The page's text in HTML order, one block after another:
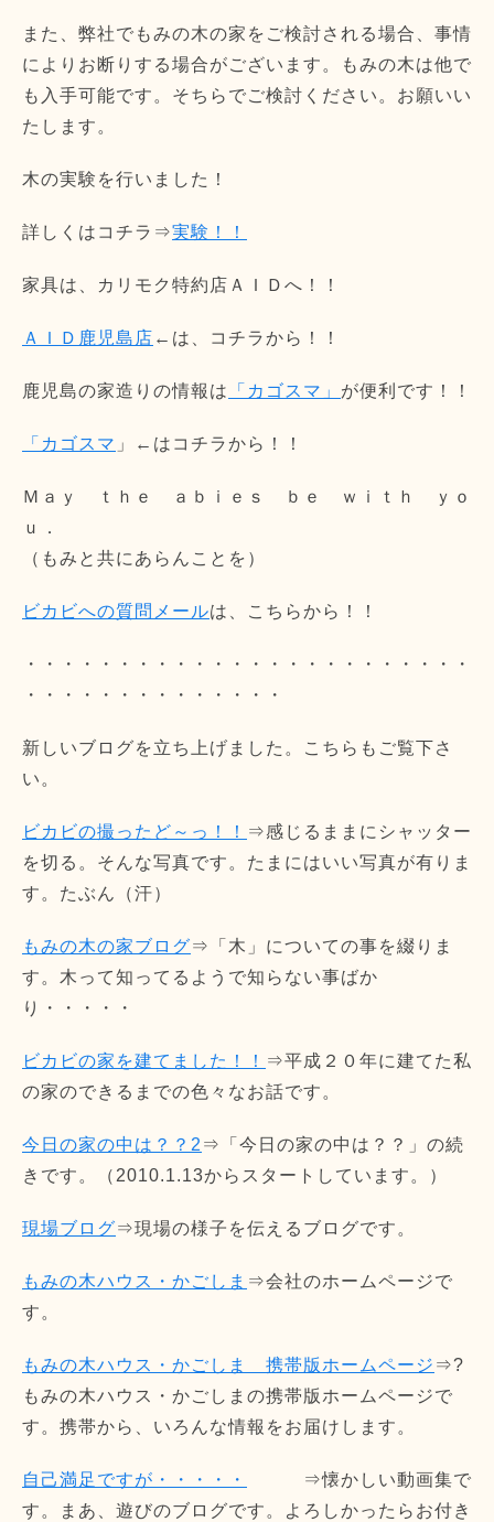
また、弊社でもみの木の家をご検討される場合、事情
によりお断りする場合がございます。もみの木は他で
も入手可能です。そちらでご検討ください。お願いい
たします。
木の実験を行いました！
詳しくはコチラ⇒実験！！
家具は、カリモク特約店ＡＩＤへ！！
ＡＩＤ鹿児島店 ←は、コチラから！！
鹿児島の家造りの情報は 「カゴスマ」 が便利です！！
「カゴスマ 」←はコチラから！！
Ｍａｙ ｔｈｅ ａｂｉｅｓ ｂｅ ｗｉｔｈ ｙｏ
ｕ．
（もみと共にあらんことを）
ビカビへの質問メールは、こちらから！！
・・・・・・・・・・・・・・・・・・・・・・・・
・・・・・・・・・・・・・・
新しいブログを立ち上げました。こちらもご覧下さ
い。
ビカビの撮ったど～っ！！ ⇒感じるままにシャッター
を切る。そんな写真です。たまにはいい写真が有りま
す。たぶん（汗）
もみの木の家ブログ⇒「木」についての事を綴りま
す。木って知ってるようで知らない事ばか
り・・・・・
ビカビの家を建てました！！ ⇒平成２０年に建てた私
の家のできるまでの色々なお話です。
今日の家の中は？？2 ⇒「今日の家の中は？？」の続
きです。（2010.1.13からスタートしています。）
現場ブログ⇒現場の様子を伝えるブログです。
もみの木ハウス・かごしま ⇒会社のホームページで
す。
もみの木ハウス・かごしま 携帯版ホームページ ⇒?
もみの木ハウス・かごしまの携帯版ホームページで
す。携帯から、いろんな情報をお届けします。
自己満足ですが・・・・・
⇒懐かしい動画集で
す。まあ、遊びのブログです。よろしかったらお付き